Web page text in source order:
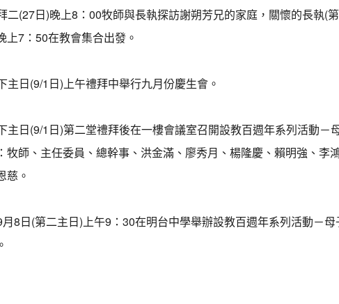
二(27日)晚上8：00牧師與長執探訪謝朔芳兄的家庭，關懷的長執(
上7：50在教會集合出發。
主日(9/1日)上午禮拜中舉行九月份慶生會。
主日(9/1日)第二堂禮拜後在一樓會議室召開設教百週年系列活動
牧師、主任委員、總幹事、洪金滿、廖秀月、楊隆慶、賴明強、李
慈。
月8日(第二主日)上午9：30在明台中學舉辦設教百週年系列活動－